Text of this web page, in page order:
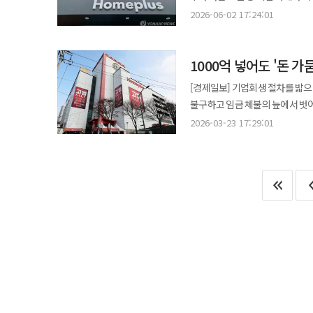
보증은 거부한 채 채권자에게만
핵심 변수로 부각됐다. 법원은 지난 3월 MBK 측의 긴급자금 투입 계획과 홈플러스익스프레스 매각 진행 상황 등을
지원방안을 제안했다"며 "조속한 자금 집행
대주주이자 경영책임자로서 무
하루빨리 동참할 것을 촉구한다
제공 가능성 등을 감안하면 1000억원
3월 기업회생절차를 신청한 뒤
회생계획안 가결기한을 연장했
있다. 이번 메리츠금융의 지원 검토는 회생절차 장기화 속에서 홈플러스의 필수 영업활동을 유지하기 위한 추가 자금
확보 차원으로 풀이된다. 지원이
될 전망이다. 메리츠금융그룹 관계자는 "홈플러스 임직원과 협력업체 등 수많은 이해관계자들을 보호하는 것은
서울회생법원은 홈플러스 회생
안팎으로 평가되던 몸값과 비교
근본적으로 개선하기에는 역부족”이라는 평가가 나온다. 자금
규모의 DIP 대출 확보 계획이 담
메리츠금융그룹과 추가 금융 지원을 논의
있다. 홈플러스는 수익성이 낮은
계획이다. 최근 잠재적 투자자들
시장 반응은 냉담하다. 대형마
2026-06-02 17:24:01
1000억 넣어도 '돈 가
[경제일보] 기업회생 절차를 밟
불구하고 임금 체불의 늪에서 벗어나지 못하고 있다. 대주주인 MBK파트
소방수로 나섰지만 누적된 적자와 협력
도지며 직원들의 생계가 위협받는 상황이다. 앞서 사모펀드(PEF) 운용사인 MBK파트
1000억원의 긴급 운영 자금을
담보로 제공하는 파격적인 결
2026-03-23 17:29:01